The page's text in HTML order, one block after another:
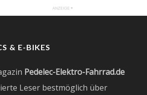
& E-BIKES
Pedelec-Elektro-Fahrrad.de
Leser bestmöglich über